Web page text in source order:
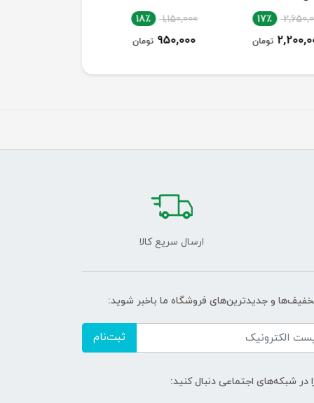
18٪
تومان
1,150,000 18٪
950,000 تومان
ارسال سریع کالا
و جدیدترین‌های فروشگاه ما باخبر شوید:
ثبت‌نام
در شبکه‌های اجتماعی دنبال کنید: